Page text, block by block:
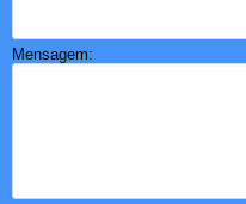
Mensagem: